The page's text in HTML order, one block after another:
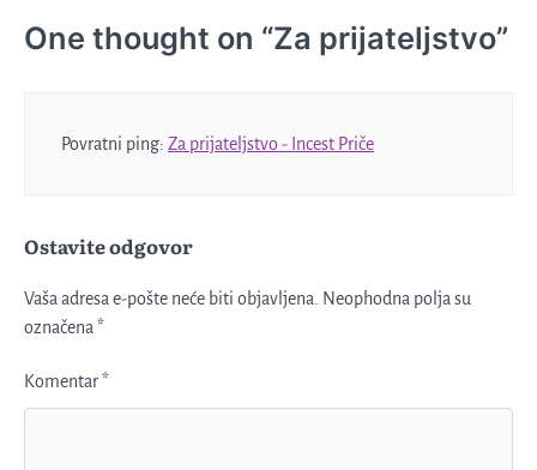
One thought on “Za prijateljstvo”
Povratni ping: Za prijateljstvo - Incest Priče
Ostavite odgovor
Vaša adresa e-pošte neće biti objavljena.
Neophodna polja su
označena *
Komentar*